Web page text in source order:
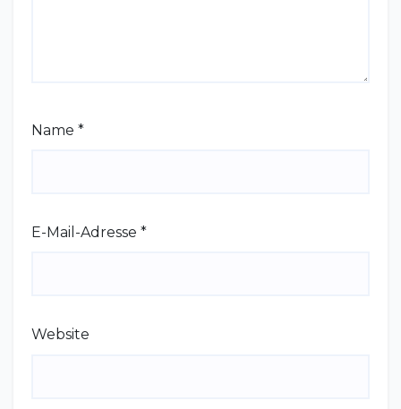
Name *
E-Mail-Adresse *
Website